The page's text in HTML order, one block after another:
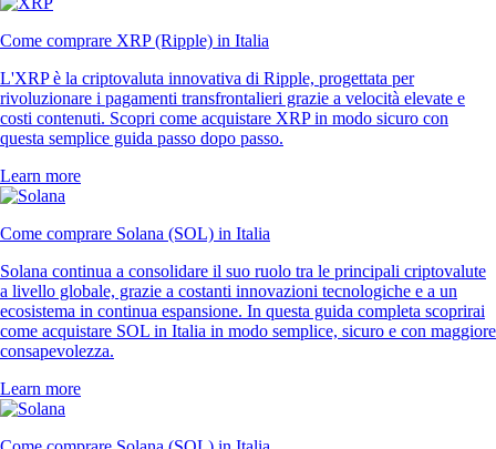
Come comprare XRP (Ripple) in Italia
L'XRP è la criptovaluta innovativa di Ripple, progettata per
rivoluzionare i pagamenti transfrontalieri grazie a velocità elevate e
costi contenuti. Scopri come acquistare XRP in modo sicuro con
questa semplice guida passo dopo passo.
Learn more
Come comprare Solana (SOL) in Italia
Solana continua a consolidare il suo ruolo tra le principali criptovalute
a livello globale, grazie a costanti innovazioni tecnologiche e a un
ecosistema in continua espansione. In questa guida completa scoprirai
come acquistare SOL in Italia in modo semplice, sicuro e con maggiore
consapevolezza.
Learn more